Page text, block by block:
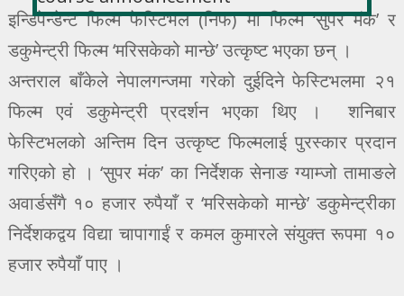
इन्डिपेन्डेन्ट फिल्म फेस्टिभल (निफ) मा फिल्म ‘सुपर मंक’ र
डकुमेन्ट्री फिल्म ‘मरिसकेको मान्छे’ उत्कृष्ट भएका छन् ।
अन्तराल बाँकेले नेपालगन्जमा गरेको दुईदिने फेस्टिभलमा २१
फिल्म एवं डकुमेन्ट्री प्रदर्शन भएका थिए । शनिबार
फेस्टिभलको अन्तिम दिन उत्कृष्ट फिल्मलाई पुरस्कार प्रदान
गरिएको हो । ‘सुपर मंक’ का निर्देशक सेनाङ ग्याम्जो तामाङले
अवार्डसँगै १० हजार रुपैयाँ र ‘मरिसकेको मान्छे’ डकुमेन्ट्रीका
निर्देशकद्वय विद्या चापागाईं र कमल कुमारले संयुक्त रूपमा १०
हजार रुपैयाँ पाए ।